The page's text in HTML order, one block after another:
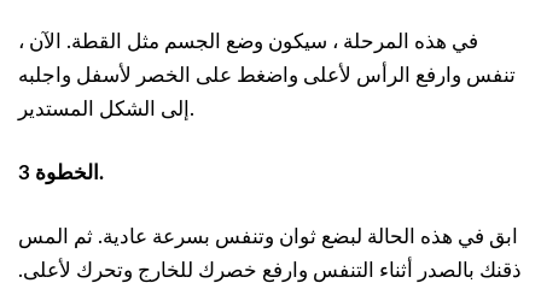
في هذه المرحلة ، سيكون وضع الجسم مثل القطة. الآن ،
تنفس وارفع الرأس لأعلى واضغط على الخصر لأسفل واجلبه
إلى الشكل المستدير.
الخطوة 3.
ابق في هذه الحالة لبضع ثوان وتنفس بسرعة عادية. ثم المس
ذقنك بالصدر أثناء التنفس وارفع خصرك للخارج وتحرك لأعلى.